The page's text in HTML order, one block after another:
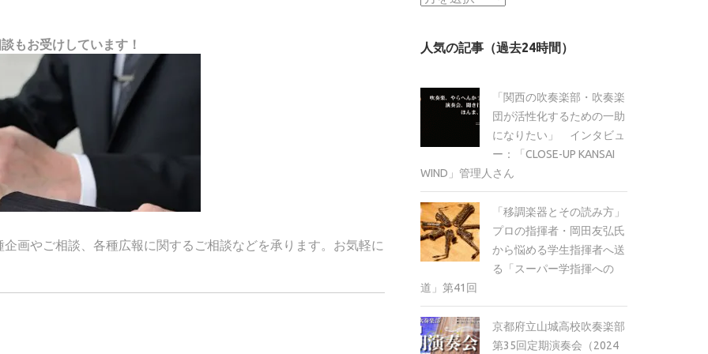
もお受けしています！
画やご相談、各種広報に関するご相談などを承ります。お気軽に
イ
人気の記事（過去24時間）
「関西の吹奏楽部・吹奏楽
団が活性化するための一助
になりたい」 インタビュ
ー：「CLOSE-UP KANSAI
WIND」管理人さん
「移調楽器とその読み方」
プロの指揮者・岡田友弘氏
から悩める学生指揮者へ送
る「スーパー学指揮への
道」第41回
京都府立山城高校吹奏楽部
第35回定期演奏会（2024